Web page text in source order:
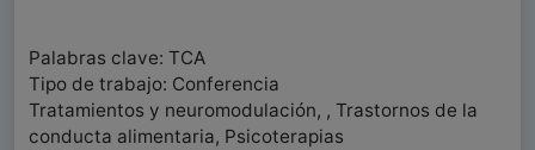
Palabras clave: TCA
Tipo de trabajo: Conferencia
Tratamientos y neuromodulación, , Trastornos de la
conducta alimentaria, Psicoterapias